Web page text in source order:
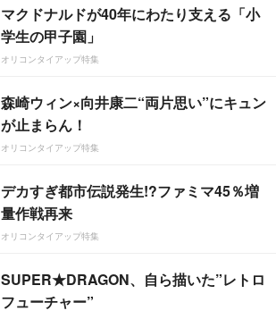
マクドナルドが40年にわたり支える「小
学生の甲子園」
オリコンタイアップ特集
森崎ウィン×向井康二“両片思い”にキュン
が止まらん！
オリコンタイアップ特集
デカすぎ都市伝説発生!?ファミマ45％増
量作戦再来
オリコンタイアップ特集
SUPER★DRAGON、自ら描いた”レトロ
フューチャー”